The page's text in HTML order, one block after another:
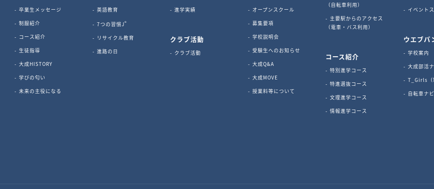
卒業生メッセージ
制服紹介
コース紹介
生徒指導
大成HISTORY
学びの匂い
未来の主役になる
英語教育
7つの習慣J®
リサイクル教育
進路の日
進学実績
クラブ活動
クラブ活動
オープンスクール
募集要項
学校説明会
受験生へのお知らせ
大成Q&A
大成MOVE
授業料等について
（自転車利用）
主要駅からのアクセス
（電車・バス利用）
コース紹介
特別進学コース
特進選抜コース
文理進学コース
情報進学コース
イベント
ウエブパ
学校案内
大成部活
T_Girls（
自転車ナビ